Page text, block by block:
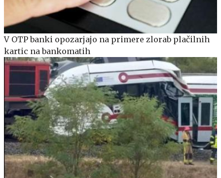
V OTP banki opozarjajo na primere zlorab plačilnih
kartic na bankomatih